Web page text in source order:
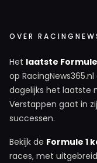
OVER
Het laatste Formule
op
dagelijks het laatste
Verstappen gaat in
successen.
Bekijk de Formule 1
races, met